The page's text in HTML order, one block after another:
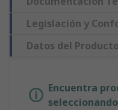
Legislación y
Datos del Producto
Encuentra